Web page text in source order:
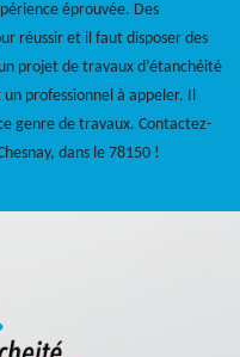
éprouvée. Des
réussir et il faut disposer des
projet de travaux d’étanchéité
professionnel à appeler. Il
genre de travaux. Contactez-
dans le 78150 !